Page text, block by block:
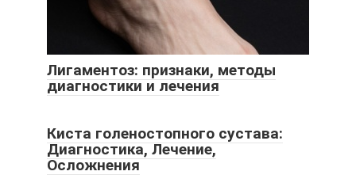
Лигаментоз: признаки, методы
диагностики и лечения
Киста голеностопного сустава:
Диагностика, Лечение,
Осложнения